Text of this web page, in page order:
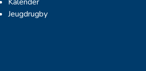
Jeugdrugby